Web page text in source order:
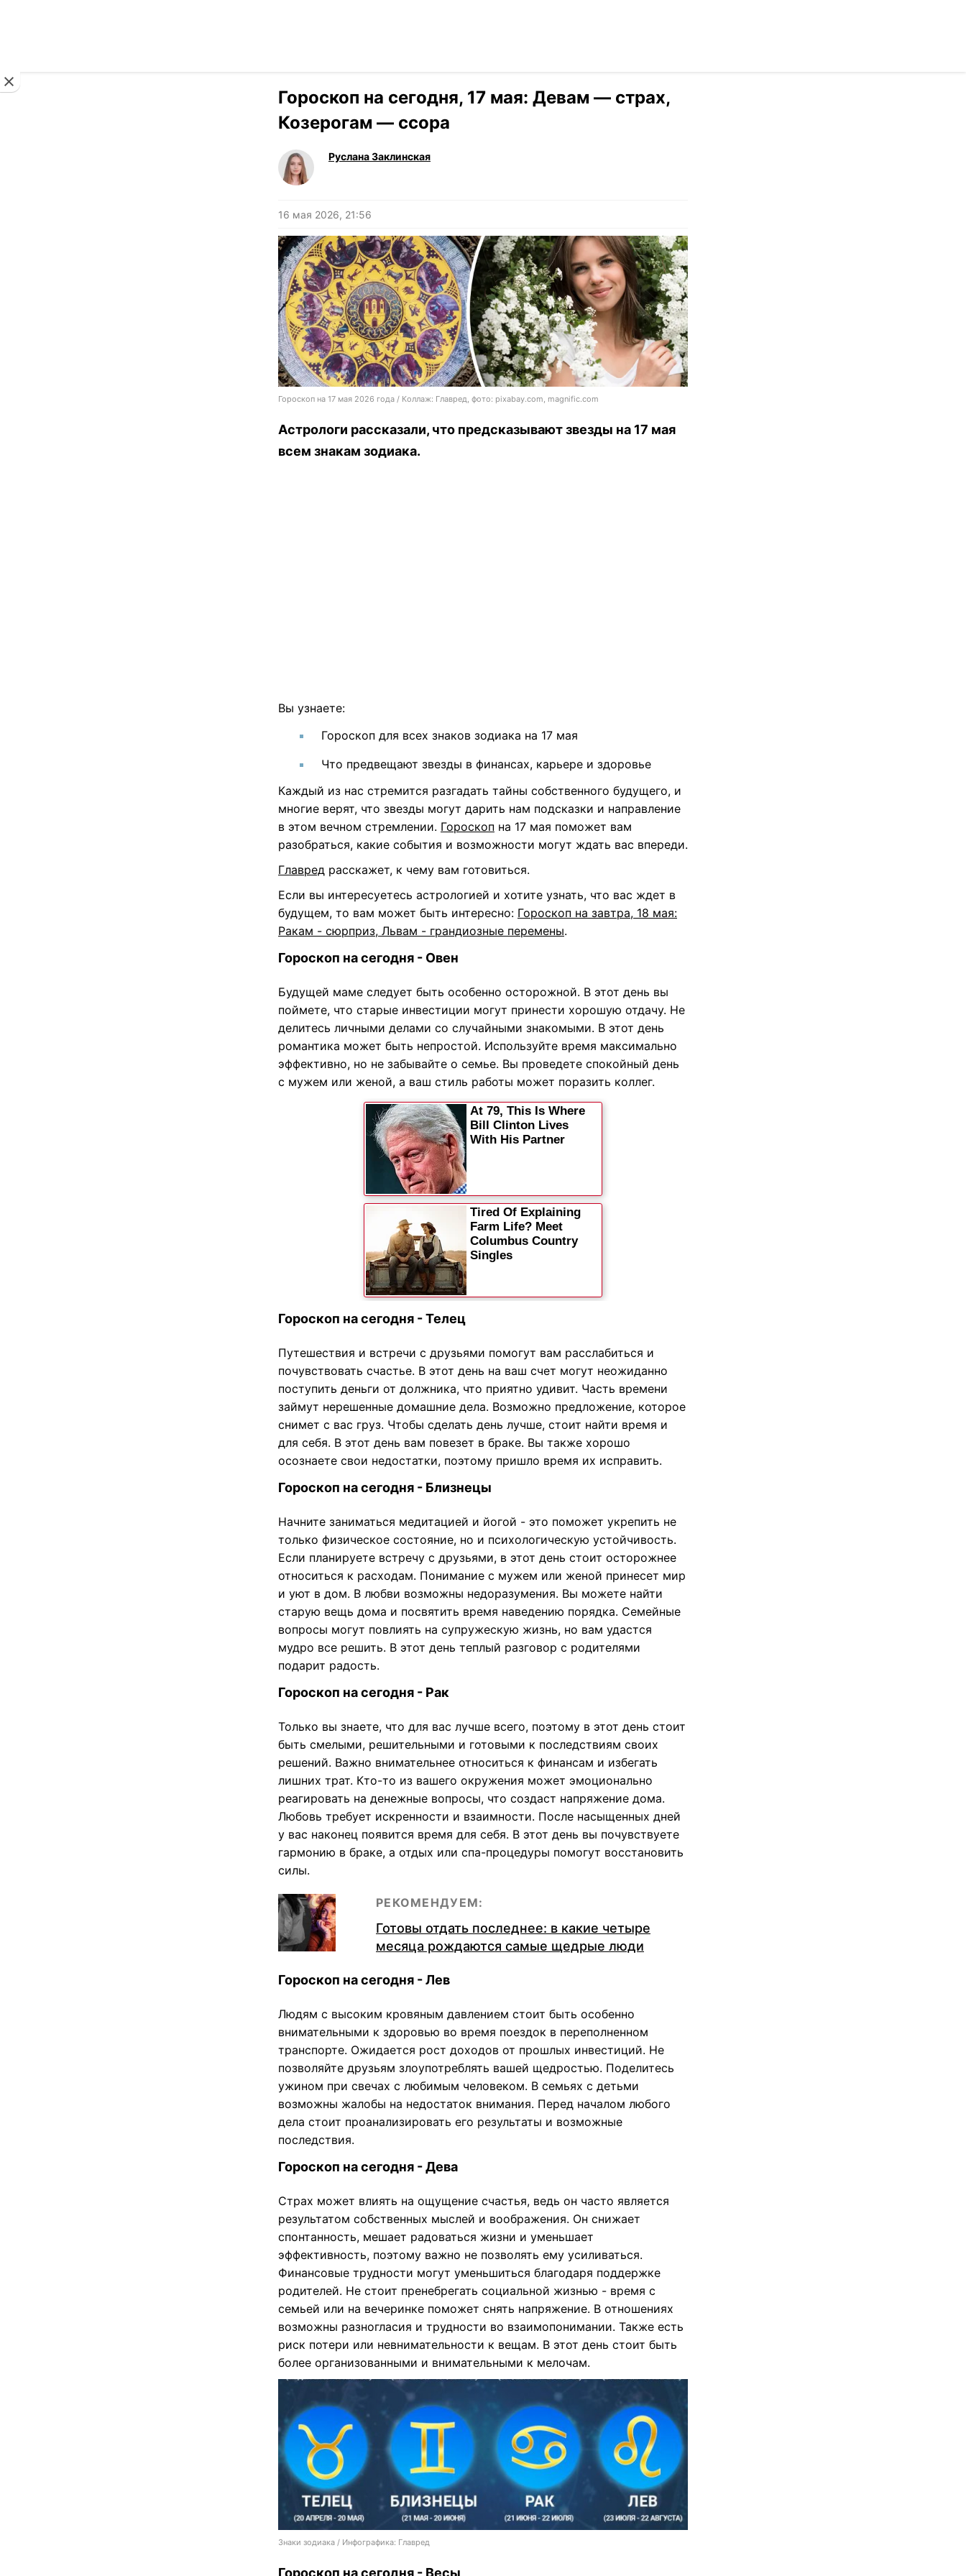
Гороскоп на сегодня, 17 мая: Девам — страх,
Козерогам — ссора
Руслана Заклинская
16 мая 2026, 21:56
Гороскоп на 17 мая 2026 года / Коллаж: Главред, фото: pixabay.com, magnific.com
Астрологи рассказали, что предсказывают звезды на 17 мая
всем знакам зодиака.
Вы узнаете:
Гороскоп для всех знаков зодиака на 17 мая
Что предвещают звезды в финансах, карьере и здоровье
Каждый из нас стремится разгадать тайны собственного будущего, и
многие верят, что звезды могут дарить нам подсказки и направление
в этом вечном стремлении. Гороскоп на 17 мая поможет вам
разобраться, какие события и возможности могут ждать вас впереди.
Главред расскажет, к чему вам готовиться.
Если вы интересуетесь астрологией и хотите узнать, что вас ждет в
будущем, то вам может быть интересно: Гороскоп на завтра, 18 мая:
Ракам - сюрприз, Львам - грандиозные перемены.
Гороскоп на сегодня - Овен
Будущей маме следует быть особенно осторожной. В этот день вы
поймете, что старые инвестиции могут принести хорошую отдачу. Не
делитесь личными делами со случайными знакомыми. В этот день
романтика может быть непростой. Используйте время максимально
эффективно, но не забывайте о семье. Вы проведете спокойный день
с мужем или женой, а ваш стиль работы может поразить коллег.
Гороскоп на сегодня - Телец
Путешествия и встречи с друзьями помогут вам расслабиться и
почувствовать счастье. В этот день на ваш счет могут неожиданно
поступить деньги от должника, что приятно удивит. Часть времени
займут нерешенные домашние дела. Возможно предложение, которое
снимет с вас груз. Чтобы сделать день лучше, стоит найти время и
для себя. В этот день вам повезет в браке. Вы также хорошо
осознаете свои недостатки, поэтому пришло время их исправить.
Гороскоп на сегодня - Близнецы
Начните заниматься медитацией и йогой - это поможет укрепить не
только физическое состояние, но и психологическую устойчивость.
Если планируете встречу с друзьями, в этот день стоит осторожнее
относиться к расходам. Понимание с мужем или женой принесет мир
и уют в дом. В любви возможны недоразумения. Вы можете найти
старую вещь дома и посвятить время наведению порядка. Семейные
вопросы могут повлиять на супружескую жизнь, но вам удастся
мудро все решить. В этот день теплый разговор с родителями
подарит радость.
Гороскоп на сегодня - Рак
Только вы знаете, что для вас лучше всего, поэтому в этот день стоит
быть смелыми, решительными и готовыми к последствиям своих
решений. Важно внимательнее относиться к финансам и избегать
лишних трат. Кто-то из вашего окружения может эмоционально
реагировать на денежные вопросы, что создаст напряжение дома.
Любовь требует искренности и взаимности. После насыщенных дней
у вас наконец появится время для себя. В этот день вы почувствуете
гармонию в браке, а отдых или спа-процедуры помогут восстановить
силы.
РЕКОМЕНДУЕМ:
Готовы отдать последнее: в какие четыре
месяца рождаются самые щедрые люди
Гороскоп на сегодня - Лев
Людям с высоким кровяным давлением стоит быть особенно
внимательными к здоровью во время поездок в переполненном
транспорте. Ожидается рост доходов от прошлых инвестиций. Не
позволяйте друзьям злоупотреблять вашей щедростью. Поделитесь
ужином при свечах с любимым человеком. В семьях с детьми
возможны жалобы на недостаток внимания. Перед началом любого
дела стоит проанализировать его результаты и возможные
последствия.
Гороскоп на сегодня - Дева
Страх может влиять на ощущение счастья, ведь он часто является
результатом собственных мыслей и воображения. Он снижает
спонтанность, мешает радоваться жизни и уменьшает
эффективность, поэтому важно не позволять ему усиливаться.
Финансовые трудности могут уменьшиться благодаря поддержке
родителей. Не стоит пренебрегать социальной жизнью - время с
семьей или на вечеринке поможет снять напряжение. В отношениях
возможны разногласия и трудности во взаимопонимании. Также есть
риск потери или невнимательности к вещам. В этот день стоит быть
более организованными и внимательными к мелочам.
Знаки зодиака / Инфографика: Главред
Гороскоп на сегодня - Весы